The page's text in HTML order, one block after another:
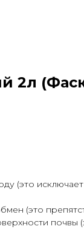
2л
(это
(это
почвы